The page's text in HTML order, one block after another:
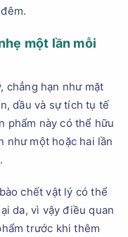
một lần mỗi
chẳng hạn như mặt
dầu và sự tích tụ tế
phẩm này có thể hữu
như một hoặc hai lần
chết vật lý có thể
da, vì vậy điều quan
trước khi thêm